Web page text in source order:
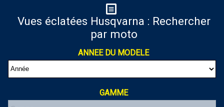
Vues éclatées Husqvarna : Rechercher
par moto
ANNEE DU MODELE
GAMME